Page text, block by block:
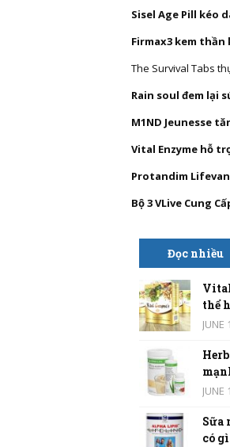
Sisel Age Pill kéo
Firmax3 kem thần
The Survival Tabs
Rain soul đem lại
M1ND Jeunesse
Vital Enzyme hỗ
Protandim
Bộ 3 VLive Cung
Đọc nhiều
thể
JUNE
JUNE
Sữa
có